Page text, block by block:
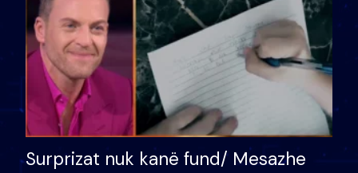
Surprizat nuk kanë fund/ Mesazhe